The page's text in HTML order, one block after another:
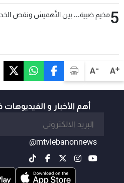
A+
A-
5مخيم ضبية... بين التَّهميش ونقص
أهم الأخبار و الفيديوهات
@mtvlebanonnews